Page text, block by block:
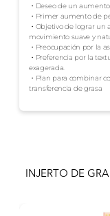
・Deseo de un
・Primer aumento de
・Objetivo de lograr
movimiento suave y
・Preocupación por la
・Preferencia por la
exagerada.
・Plan para combinar
transferencia de grasa
INJERTO DE